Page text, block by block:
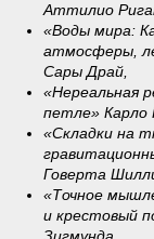
Аттилио
«Воды мира:
атмосферы,
Сары Драй,
«Нереальная
петле» Карло
«Складки на
Говерта
«Точное
и крестовый